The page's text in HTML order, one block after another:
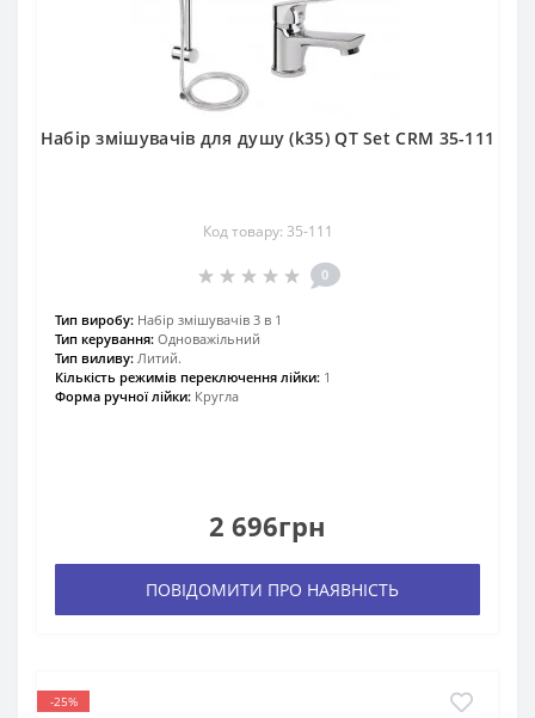
Набір змішувачів для душу (k35) QT Set CRM 35-111
Код товару: 35-111
0
Тип виробу: Набір змішувачів 3 в 1
Тип керування: Одноважільний
Тип виливу: Литий.
Кількість режимів переключення лійки: 1
Форма ручної лійки: Кругла
2 696грн
ПОВІДОМИТИ ПРО НАЯВНІСТЬ
-25%